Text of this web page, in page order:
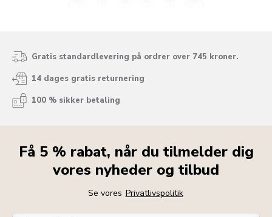
Gratis standardlevering på ordrer over 745 kroner.
14 dages gratis returnering
100 % sikker betaling
Få 5 % rabat, når du tilmelder dig
vores nyheder og tilbud
Se vores Privatlivspolitik